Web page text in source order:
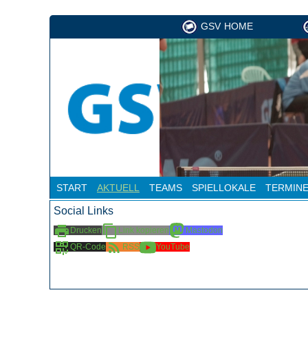
GSV HOME
START AKTUELL TEAMS SPIELLOKALE TERMINE
Social Links
Drucken Link kopieren
Mastodon
QR-Code
RSS YouTube